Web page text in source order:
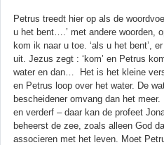
Petrus treedt hier op als de
u het bent….’ met andere woorden,
kom ik naar u toe. ‘als u het bent’,
uit. Jezus zegt : ‘kom’ en Petrus
water en dan… Het is het kleine
en Petrus loop over het water. De
bescheidener omvang dan het
en verderf – daar kan de profeet
beheerst de zee, zoals alleen God
associeren met het leven. Moet